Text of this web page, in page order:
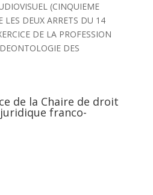
(CINQUIEME
LES DEUX ARRETS DU 14
DE LA PROFESSION
DES
de la Chaire de droit
franco-